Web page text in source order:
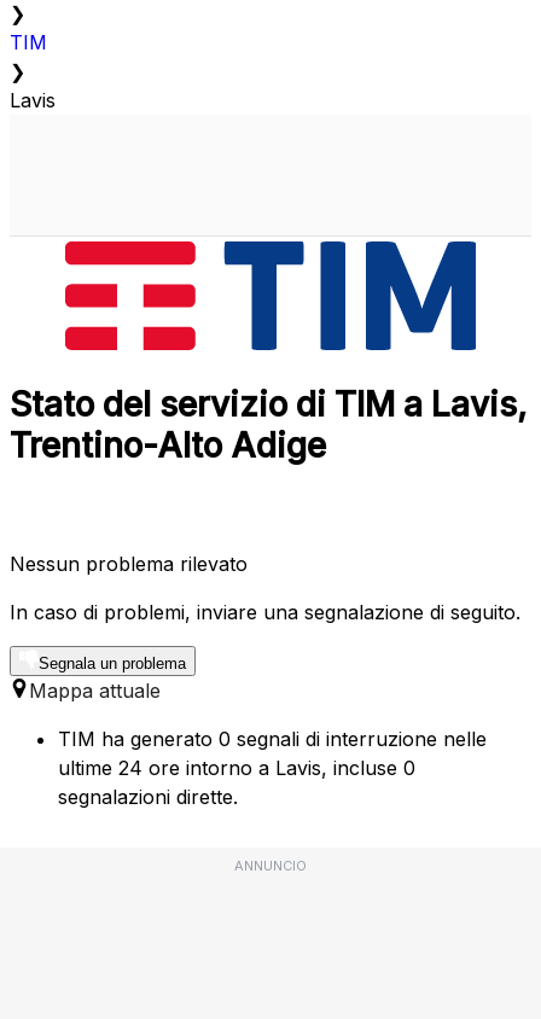
❯
TIM
❯
Lavis
Stato del servizio di TIM a Lavis,
Trentino-Alto Adige
Nessun problema rilevato
In caso di problemi, inviare una segnalazione di seguito.
Segnala un problema
Mappa attuale
TIM ha generato 0 segnali di interruzione nelle
ultime 24 ore intorno a Lavis, incluse 0
segnalazioni dirette.
ANNUNCIO